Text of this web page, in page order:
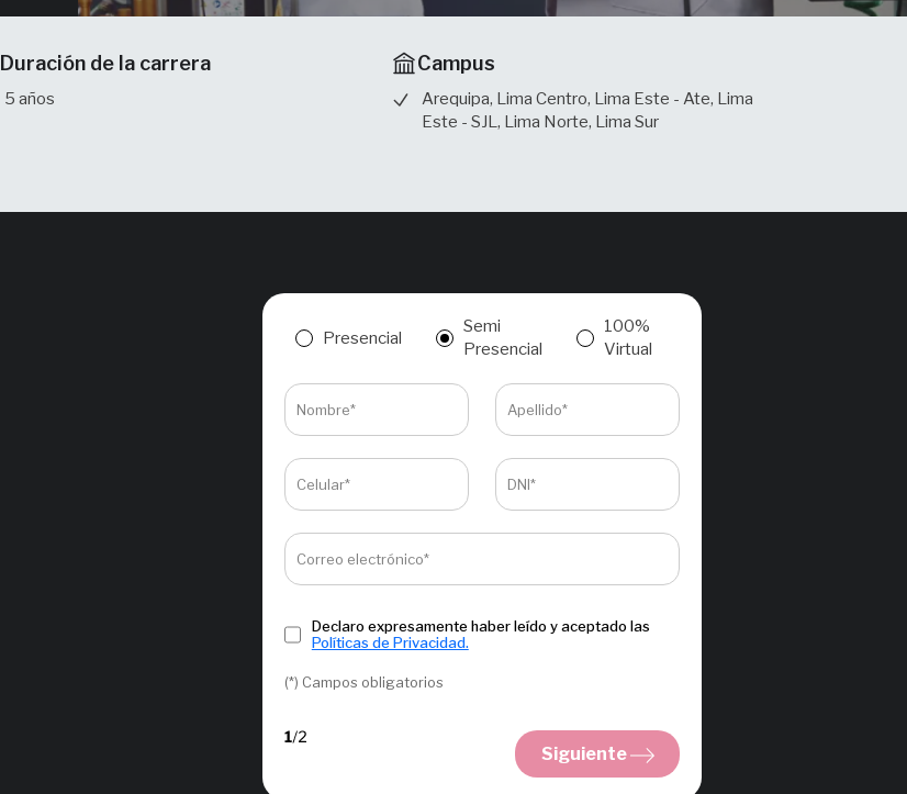
Duración de la carrera
5 años
Campus
Arequipa, Lima Centro, Lima Este - Ate, Lima
Este - SJL, Lima Norte, Lima Sur
Presencial
Semi
Presencial
100%
Virtual
Nombre* Apellido*
Celular* DNI*
Correo electrónico*
Declaro expresamente haber leído y aceptado las
Políticas de Privacidad.
(*) Campos obligatorios
Siguiente